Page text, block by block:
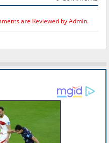
are Reviewed by Admin.